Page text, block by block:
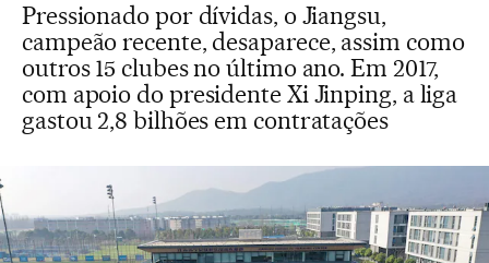
Pressionado por dívidas, o Jiangsu,
campeão recente, desaparece, assim como
outros 15 clubes no último ano. Em 2017,
com apoio do presidente Xi Jinping, a liga
gastou 2,8 bilhões em contratações